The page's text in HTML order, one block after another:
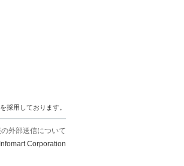
採用しております。
外部送信について
Corporation